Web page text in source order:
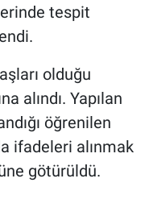
tespit
olduğu
alındı. Yapılan
öğrenilen
ifadeleri alınmak
götürüldü.